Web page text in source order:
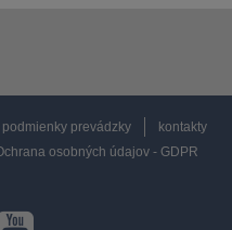
podmienky prevádzky
kontakty
osobných údajov - GDPR